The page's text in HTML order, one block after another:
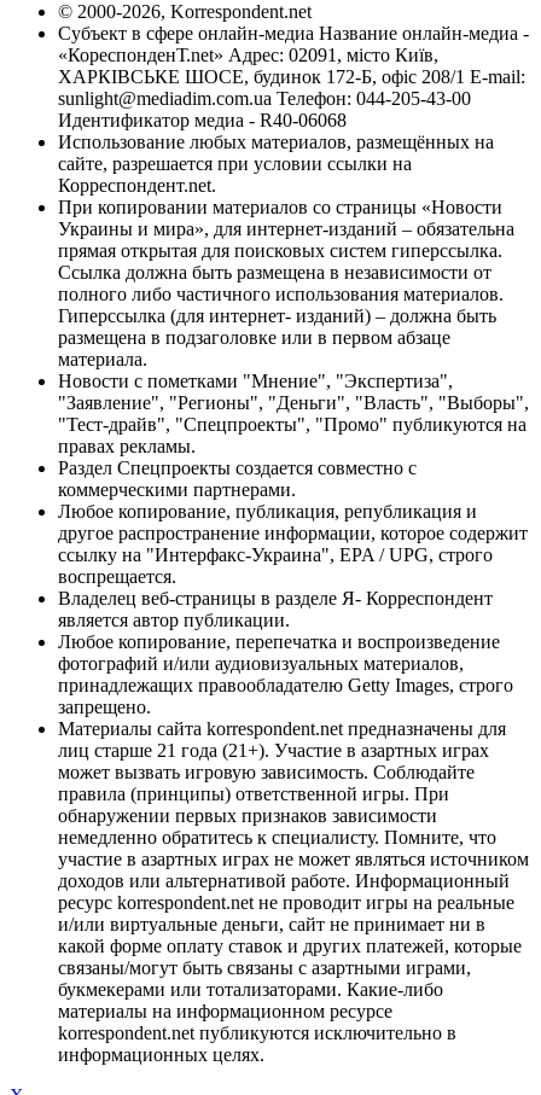
© 2000-2026, Korrespondent.net
Субъект в сфере онлайн-медиа Название онлайн-медиа -
«КореспонденТ.net» Адрес: 02091, місто Київ,
ХАРКІВСЬКЕ ШОСЕ, будинок 172-Б, офіс 208/1 E-mail:
sunlight@mediadim.com.ua Телефон: 044-205-43-00
Идентификатор медиа - R40-06068
Использование любых материалов, размещённых на
сайте, разрешается при условии ссылки на
Корреспондент.net.
При копировании материалов со страницы «Новости
Украины и мира», для интернет-изданий – обязательна
прямая открытая для поисковых систем гиперссылка.
Ссылка должна быть размещена в независимости от
полного либо частичного использования материалов.
Гиперссылка (для интернет- изданий) – должна быть
размещена в подзаголовке или в первом абзаце
материала.
Новости с пометками "Мнение", "Экспертиза",
"Заявление", "Регионы", "Деньги", "Власть", "Выборы",
"Тест-драйв", "Спецпроекты", "Промо" публикуются на
правах рекламы.
Раздел Спецпроекты создается совместно с
коммерческими партнерами.
Любое копирование, публикация, републикация и
другое распространение информации, которое содержит
ссылку на "Интерфакс-Украина", EPA / UPG, строго
воспрещается.
Владелец веб-страницы в разделе Я- Корреспондент
является автор публикации.
Любое копирование, перепечатка и воспроизведение
фотографий и/или аудиовизуальных материалов,
принадлежащих правообладателю Getty Images, строго
запрещено.
Материалы сайта korrespondent.net предназначены для
лиц старше 21 года (21+). Участие в азартных играх
может вызвать игровую зависимость. Соблюдайте
правила (принципы) ответственной игры. При
обнаружении первых признаков зависимости
немедленно обратитесь к специалисту. Помните, что
участие в азартных играх не может являться источником
доходов или альтернативой работе. Информационный
ресурс korrespondent.net не проводит игры на реальные
и/или виртуальные деньги, сайт не принимает ни в
какой форме оплату ставок и других платежей, которые
связаны/могут быть связаны с азартными играми,
букмекерами или тотализаторами. Какие-либо
материалы на информационном ресурсе
korrespondent.net публикуются исключительно в
информационных целях.